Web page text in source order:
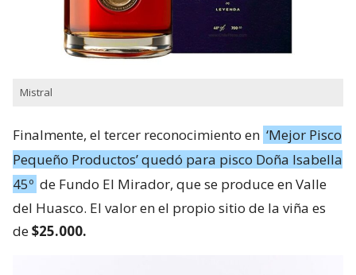
Mistral
Finalmente, el tercer reconocimiento en ‘Mejor Pisco
Pequeño Productos’ quedó para pisco Doña Isabella
45º de Fundo El Mirador, que se produce en Valle
del Huasco. El valor en el propio sitio de la viña es
de$25.000.